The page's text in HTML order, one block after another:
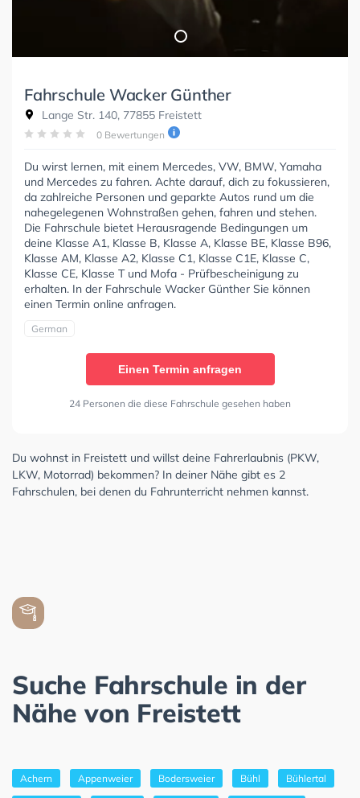
Fahrschule Wacker Günther
Lange Str. 140, 77855 Freistett
0 Bewertungen
Du wirst lernen, mit einem Mercedes, VW, BMW, Yamaha
und Mercedes zu fahren. Achte darauf, dich zu fokussieren,
da zahlreiche Personen und geparkte Autos rund um die
nahegelegenen Wohnstraßen gehen, fahren und stehen.
Die Fahrschule bietet Herausragende Bedingungen um
deine Klasse A1, Klasse B, Klasse A, Klasse BE, Klasse B96,
Klasse AM, Klasse A2, Klasse C1, Klasse C1E, Klasse C,
Klasse CE, Klasse T und Mofa - Prüfbescheinigung zu
erhalten. In der Fahrschule Wacker Günther Sie können
einen Termin online anfragen.
German
Einen Termin anfragen
24 Personen die diese Fahrschule gesehen haben
Du wohnst in Freistett und willst deine Fahrerlaubnis (PKW,
LKW, Motorrad) bekommen? In deiner Nähe gibt es 2
Fahrschulen, bei denen du Fahrunterricht nehmen kannst.
Suche Fahrschule in der
Nähe von Freistett
Achern Appenweier Bodersweier Bühl Bühlertal